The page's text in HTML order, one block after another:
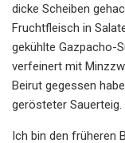
dicke Scheiben
Fruchtfleisch in
gekühlte Gazpacho-
verfeinert mit
Beirut gegessen
gerösteter Sauerteig.
Ich bin den früheren